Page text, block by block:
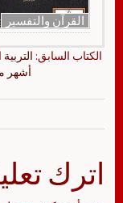
القرآن والتفسير
الكتاب السابق:
أشهر
اترك